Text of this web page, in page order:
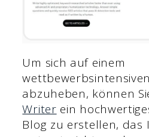
Um sich auf einem
abzuheben, können
Writer ein
Blog zu erstellen, das